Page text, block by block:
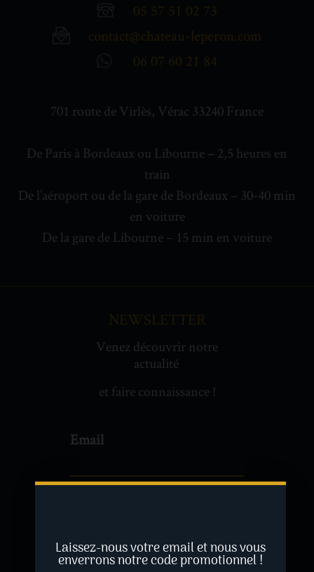
05 57 51 02 73
contact@chateau-leperon.com
06 07 60 21 84
701 route de Virlès, Vérac 33240 France
De Paris à Bordeaux ou Libourne – 2,5 heures en
train
De l’aéroport ou de la gare de Bordeaux – 30-40 min
en voiture
De la gare de Libourne – 15 min en voiture
NEWSLETTER
Venez découvrir notre
actualité
et faire connaissance !
Newsletter
Email
ENVOYER
Laissez-nous votre email et nous vous
enverrons notre code promotionnel !